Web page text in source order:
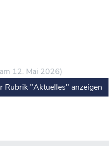
12. Mai 2026)
Rubrik "Aktuelles" anzeigen